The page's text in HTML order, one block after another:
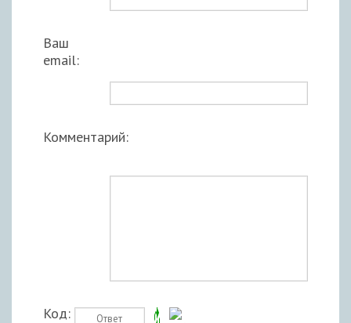
Ваш
email:
Комментарий:
Код: